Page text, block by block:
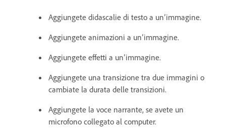
Aggiungete didascalie di testo a un’immagine.
Aggiungete animazioni a un’immagine.
Aggiungete effetti a un’immagine.
Aggiungete una transizione tra due immagini o
cambiate la durata delle transizioni.
Aggiungete la voce narrante, se avete un
microfono collegato al computer.